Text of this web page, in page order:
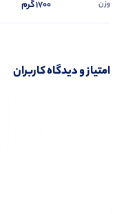
وزن 1700 گرم
امتیاز و دیدگاه کاربران